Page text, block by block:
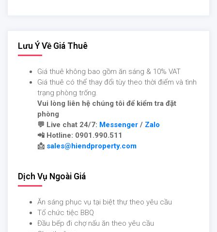
Lưu Ý Về Giá Thuê
Giá thuê không bao gồm ăn sáng & 10% VAT
Giá thuê có thể thay đổi tùy theo thời điểm và tình
trạng phòng trống.
Vui lòng liên hệ chúng tôi để kiểm tra đặt
phòng
💬 Live chat 24/7: Messenger / Zalo
📲 Hotline: 0901.990.511
📩 sales@hiendproperty.com
Dịch Vụ Ngoài Giá
Ăn sáng phục vụ tại biệt thự theo yêu cầu
Tổ chức tiệc BBQ
Đầu bếp đi chợ nấu ăn theo yêu cầu